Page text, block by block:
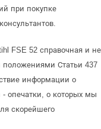
при покупке
FSE 52 справочная и не
положениями Статьи 437
информации о
- опечатки, о которых мы
скорейшего